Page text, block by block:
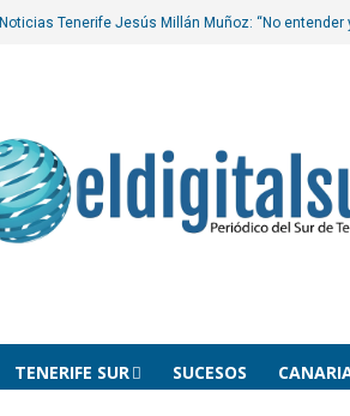
Noticias Tenerife Jesús Millán Muñoz: “No entender
TENERIFE SUR SUCESOS